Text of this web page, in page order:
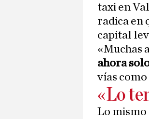
taxi en
radica en
capital
«Muchas
ahora
vías
«Lo
Lo mismo